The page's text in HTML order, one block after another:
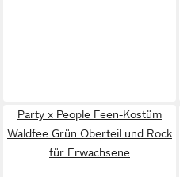
Party x People Feen-Kostüm
Waldfee Grün Oberteil und Rock
für Erwachsene